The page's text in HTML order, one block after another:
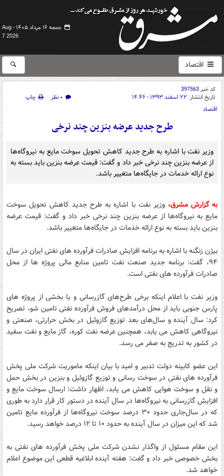
جمعه ۱۶ مرداد ۱۴۰۵ -
Aug
7 2026
اقتصاد
کد خبر397563
تاریخ انتشار: ۲۲ اسفند ۱۳۹۳ - ۱۴:۴۶ ۰ نظر
چاپ
اقتصاد
طرح جدید عرضه بنزین چند نرخی
وزیر نفت با اشاره به طرح جدید کاهش تحویل سوخت مایع به نیروگاه‌ها
از عرضه بنزین چند نرخی خبر داد و گفت: قیمت عرضه بنزین باید بسته به
نوع ارائه خدمات در جایگاه‌ها متغییر باشد.
به گزارش مشرق، وزیر نفت با اشاره به طرح جدید کاهش تحویل سوخت
مایع به نیروگاه‌ها از عرضه بنزین چند نرخی خبر داد و گفت: قیمت عرضه
بنزین باید بسته به نوع ارائه خدمات در جایگاه‌ها متغییر باشد.
بیژن زنگنه با اشاره به برنامه افزایش صادرات فرآورده های نفتی ایران در سال
۹۴، گفت: برنامه جدید صنعت نفت تامین منابع مالی پروژه ها از محل
صادرات فرآورده های نفتی است.
وزیر نفت با اعلام اینکه برخی طرح‌های گازرسانی و یا بخشی از پروژه های
پارس جنوبی باید از محل درآمدهای فروش فرآورده نفتی تامین شو، تصریح
کرد: سال آینده و سال‌های بعد توزیع گازوئیل در بخش حرارتی، صنعتی و
نیروگاهی کاهش می یابد، همچنین عرضه نفت کوره، گاز مایع و نفت سفید
در کشور به تدریج به صفر می رسد.
این عضو کابینه دولت تدبیر و امید با بیان اینکه ماموریت شرکت ملی پخش
فرآورده های نفتی در سوخت رسانی و توزیع گازوئیل و بنزین در بخش حمل
و نقل و سوخت هوایی کاهش می یابد، اظهار داشت: ارسال سوخت مایع و
افزایش گازرسانی به نیروگاه‌ها در سال آینده در دستور کار قرار دارد به طوری
که در سال‌جاری حدود ٣٠ درصد سوخت نیروگاه‌ها از فرآورده مایع تامین
شد که این میزان در سال آینده به حدود ١٠ تا ١٢ درصد خواهد رسید.
این مقام مسئول از واگذار نشدن شرکت ملی پخش فرآورده های نفتی به
بخش خصوصی خبر داد و گفت: هفته آینده ابلاغیه قطعی این موضوع اعلام
خواهد شد.